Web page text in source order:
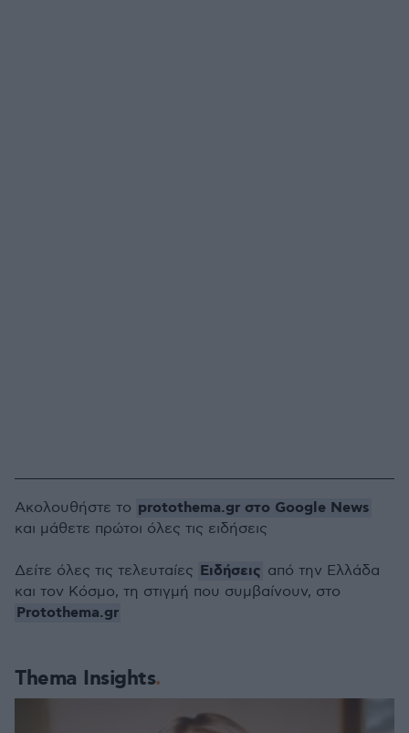
Thema Insights
Ακολουθήστε το protothema.gr στο Google News
και μάθετε πρώτοι όλες τις ειδήσεις
Δείτε όλες τις τελευταίες Ειδήσεις από την Ελλάδα
και τον Κόσμο, τη στιγμή που συμβαίνουν, στο
Protothema.gr